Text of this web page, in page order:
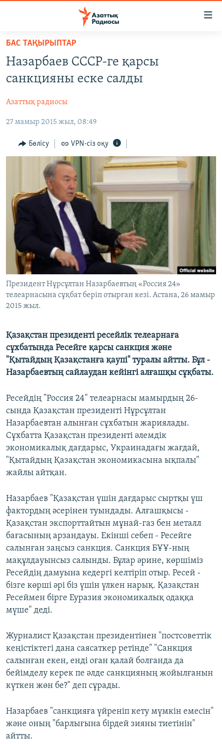
Skip
main
content
to
Navigation
ЖАҢАЛЫҚТАР
САЯСАТ
ҚАҢТАР ОҚИҒАСЫ
АДАМ ҚҰҚЫҚТАРЫ
ӘЛЕУМЕТ
АРНАЙЫ ЖОБАЛАР
Русский
ЖАЗЫЛЫҢЫЗ
Басқа тілдерде
БАС ТАҚЫРЫПТАР
Назарбаев СССР-ге қарсы
санкцияны еске салды
Азаттық радиосы
27 мамыр 2015 жыл, 08:49
Бөлісу VPN-сіз оқу
Президент Нұрсұлтан Назарбаевтың «Россия 24»
телеарнасына сұқбат беріп отырған кезі. Астана, 26 мамыр
2015 жыл.
Қазақстан президенті ресейлік телеарнаға
сұхбатында Ресейге қарсы санкция және
"Қытайдың Қазақстанға қаупі" туралы айтты. Бұл -
Назарбаевтың сайлаудан кейінгі алғашқы сұқбаты.
Ресейдің "Россия 24" телеарнасы мамырдың 26-
сында Қазақстан президенті Нұрсұлтан
Назарбаевтан алынған сұхбатын жариялады.
Сұхбатта Қазақстан президенті әлемдік
экономикалық дағдарыс, Украинадағы жағдай,
"Қытайдың Қазақстан экономикасына ықпалы"
жайлы айтқан.
Назарбаев "Қазақстан үшін дағдарыс сыртқы үш
фактордың әсерінен туындады. Алғашқысы -
Қазақстан экспорттайтын мұнай-газ бен металл
бағасының арзандауы. Екінші себеп - Ресейге
салынған заңсыз санкция. Санкция БҰҰ-ның
мақұлдауынсыз салынды. Бұлар әрине, көршіміз
Ресейдің дамуына кедергі келтіріп отыр. Ресей -
бізге көрші әрі біз үшін үлкен нарық. Қазақстан
Ресеймен бірге Еуразия экономикалық одаққа
мүше" деді.
Журналист Қазақстан президентінен "постсоветтік
кеңістіктегі дана саясаткер ретінде" "Санкция
салынған екен, енді оған қалай болғанда да
бейімделу керек пе әлде санкцияның жойылғанын
күткен жөн бе?" деп сұрады.
Назарбаев "санкцияға үйреніп кету мүмкін емесін"
және оның "барлығына бірдей зияны тиетінін"
айтты.